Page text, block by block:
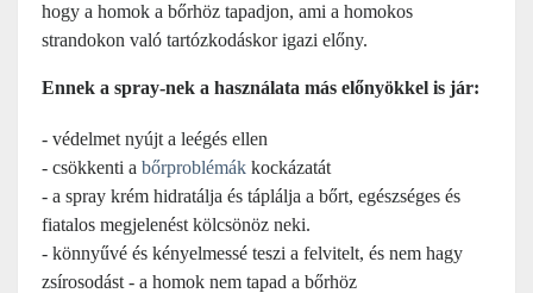
hogy a homok a bőrhöz tapadjon, ami a homokos
strandokon való tartózkodáskor igazi előny.
Ennek a spray-nek a használata más előnyökkel is jár:
- védelmet nyújt a leégés ellen
- csökkenti a bőrproblémák kockázatát
- a spray krém hidratálja és táplálja a bőrt, egészséges és
fiatalos megjelenést kölcsönöz neki.
- könnyűvé és kényelmessé teszi a felvitelt, és nem hagy
zsírosodást - a homok nem tapad a bőrhöz